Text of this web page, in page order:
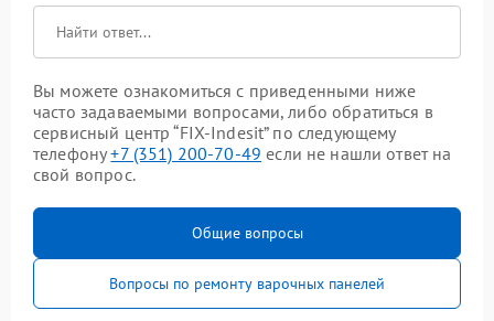
Вы можете ознакомиться с приведенными ниже
часто задаваемыми вопросами, либо обратиться в
сервисный центр “FIX-Indesit” по следующему
телефону+7 (351) 200-70-49 если не нашли ответ на
свой вопрос.
Общие вопросы
Вопросы по ремонту варочных панелей